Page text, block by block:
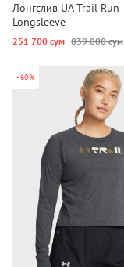
Лонгслив UA Trail Run
Longsleeve
251 700 сум 839 000 сум
-60%